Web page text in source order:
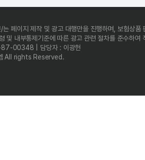
페이지 제작 및 광고 대행만을 진행하며, 보험상품
및 내부통제기준에 따른 광고 관련 절차를 준수하여
87-00348 | 담당자 : 이광헌
All rights Reserved.